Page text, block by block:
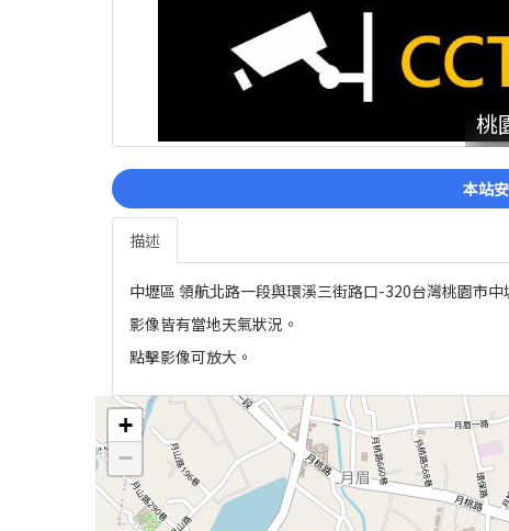
桃
本站
描述
中壢區 領航北路一段與環溪三街路口-320台灣桃園市
影像皆有當地天氣狀況。
點擊影像可放大。
+
−